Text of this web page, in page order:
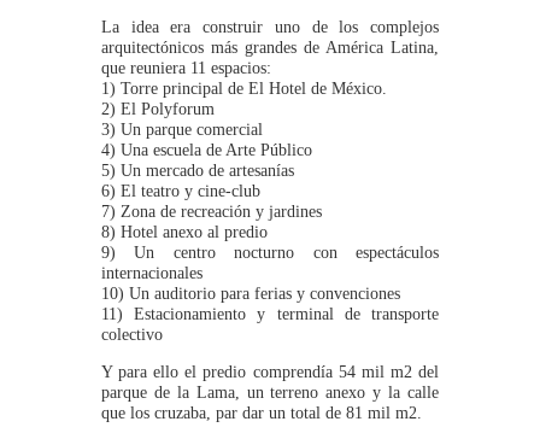
La idea era construir uno de los complejos
arquitectónicos más grandes de América Latina,
que reuniera 11 espacios:
1) Torre principal de El Hotel de México.
2) El Polyforum
3) Un parque comercial
4) Una escuela de Arte Público
5) Un mercado de artesanías
6) El teatro y cine-club
7) Zona de recreación y jardines
8) Hotel anexo al predio
9) Un centro nocturno con espectáculos
internacionales
10) Un auditorio para ferias y convenciones
11) Estacionamiento y terminal de transporte
colectivo
Y para ello el predio comprendía 54 mil m2 del
parque de la Lama, un terreno anexo y la calle
que los cruzaba, par dar un total de 81 mil m2.